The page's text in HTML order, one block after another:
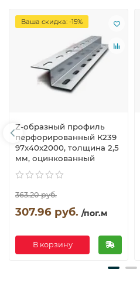
Ваша скидка: -15%
Z-образный профиль
перфорированный К239
97x40x2000, толщина 2,5
мм, оцинкованный
363.20 руб.
307.96 руб. /пог.м
В корзину